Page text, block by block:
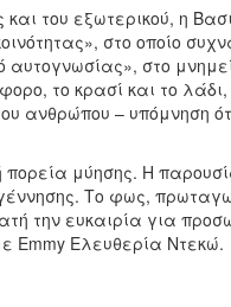
του εξωτερικού, η
στο οποίο
στο
το κρασί και το
ανθρώπου – υπόμνηση
μύησης. Η
Το φως,
την ευκαιρία για
Emmy Ελευθερία Ντεκώ.